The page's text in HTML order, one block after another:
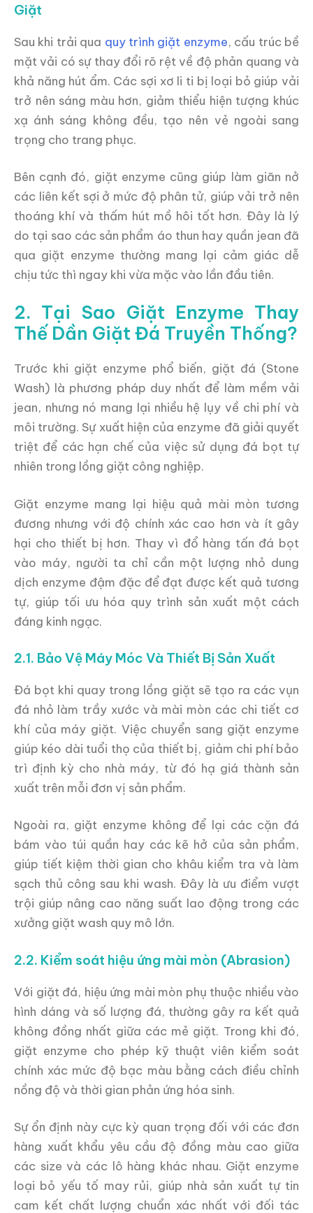
Giặt
Sau khi trải qua quy trình giặt enzyme, cấu trúc bề
mặt vải có sự thay đổi rõ rệt về độ phản quang và
khả năng hút ẩm. Các sợi xơ li ti bị loại bỏ giúp vải
trở nên sáng màu hơn, giảm thiểu hiện tượng khúc
xạ ánh sáng không đều, tạo nên vẻ ngoài sang
trọng cho trang phục.
Bên cạnh đó, giặt enzyme cũng giúp làm giãn nở
các liên kết sợi ở mức độ phân tử, giúp vải trở nên
thoáng khí và thấm hút mồ hôi tốt hơn. Đây là lý
do tại sao các sản phẩm áo thun hay quần jean đã
qua giặt enzyme thường mang lại cảm giác dễ
chịu tức thì ngay khi vừa mặc vào lần đầu tiên.
2. Tại Sao Giặt Enzyme Thay
Thế Dần Giặt Đá Truyền Thống?
Trước khi giặt enzyme phổ biến, giặt đá (Stone
Wash) là phương pháp duy nhất để làm mềm vải
jean, nhưng nó mang lại nhiều hệ lụy về chi phí và
môi trường. Sự xuất hiện của enzyme đã giải quyết
triệt để các hạn chế của việc sử dụng đá bọt tự
nhiên trong lồng giặt công nghiệp.
Giặt enzyme mang lại hiệu quả mài mòn tương
đương nhưng với độ chính xác cao hơn và ít gây
hại cho thiết bị hơn. Thay vì đổ hàng tấn đá bọt
vào máy, người ta chỉ cần một lượng nhỏ dung
dịch enzyme đậm đặc để đạt được kết quả tương
tự, giúp tối ưu hóa quy trình sản xuất một cách
đáng kinh ngạc.
2.1. Bảo Vệ Máy Móc Và Thiết Bị Sản Xuất
Đá bọt khi quay trong lồng giặt sẽ tạo ra các vụn
đá nhỏ làm trầy xước và mài mòn các chi tiết cơ
khí của máy giặt. Việc chuyển sang giặt enzyme
giúp kéo dài tuổi thọ của thiết bị, giảm chi phí bảo
trì định kỳ cho nhà máy, từ đó hạ giá thành sản
xuất trên mỗi đơn vị sản phẩm.
Ngoài ra, giặt enzyme không để lại các cặn đá
bám vào túi quần hay các kẽ hở của sản phẩm,
giúp tiết kiệm thời gian cho khâu kiểm tra và làm
sạch thủ công sau khi wash. Đây là ưu điểm vượt
trội giúp nâng cao năng suất lao động trong các
xưởng giặt wash quy mô lớn.
2.2. Kiểm soát hiệu ứng mài mòn (Abrasion)
Với giặt đá, hiệu ứng mài mòn phụ thuộc nhiều vào
hình dáng và số lượng đá, thường gây ra kết quả
không đồng nhất giữa các mẻ giặt. Trong khi đó,
giặt enzyme cho phép kỹ thuật viên kiểm soát
chính xác mức độ bạc màu bằng cách điều chỉnh
nồng độ và thời gian phản ứng hóa sinh.
Sự ổn định này cực kỳ quan trọng đối với các đơn
hàng xuất khẩu yêu cầu độ đồng màu cao giữa
các size và các lô hàng khác nhau. Giặt enzyme
loại bỏ yếu tố may rủi, giúp nhà sản xuất tự tin
cam kết chất lượng chuẩn xác nhất với đối tác